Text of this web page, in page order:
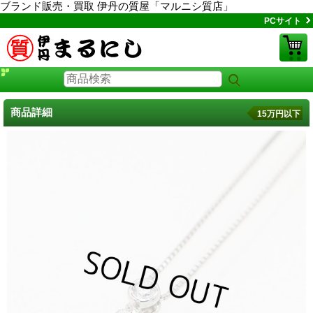
ブランド販売・買取 伊丹の質屋「マルニシ質店」
PCサイト
商品詳細 15万円以下